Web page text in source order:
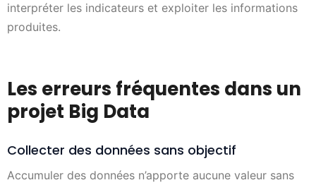
interpréter les indicateurs et exploiter les informations
produites.
Les erreurs fréquentes dans un
projet Big Data
Collecter des données sans objectif
Accumuler des données n’apporte aucune valeur sans